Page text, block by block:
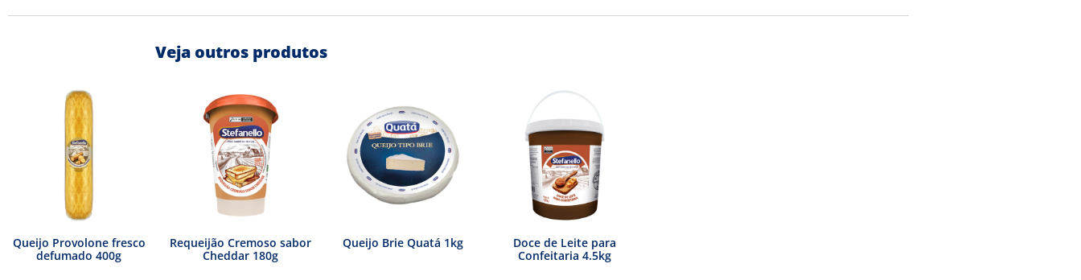
Veja outros produtos
Queijo Provolone fresco
defumado 400g
Requeijão Cremoso sabor
Cheddar 180g
Queijo Brie Quatá 1kg
Doce de Leite para
Confeitaria 4.5kg